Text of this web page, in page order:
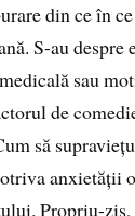
din ce în
S-au despre
sau
de
să
anxietății
Propriu-